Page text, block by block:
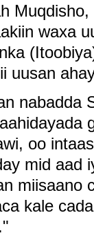
waxa
uusan
nabadda
oo
mid aad
miisaano
kale